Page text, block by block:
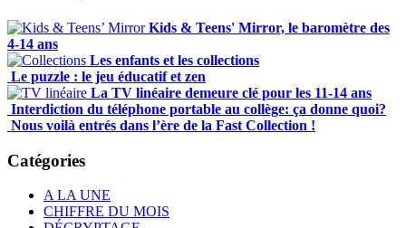
Kids & Teens' Mirror, le baromètre des
4-14 ans
Les enfants et les collections
Le puzzle : le jeu éducatif et zen
La TV linéaire demeure clé pour les 11-14 ans
Interdiction du téléphone portable au collège: ça donne quoi?
Nous voilà entrés dans l’ère de la Fast Collection !
Catégories
A LA UNE
CHIFFRE DU MOIS